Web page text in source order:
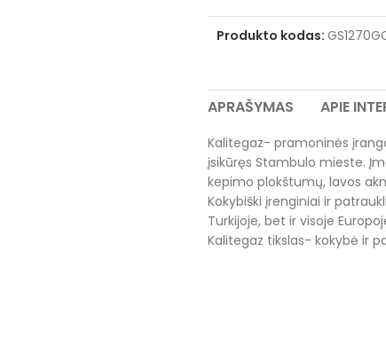
Produkto kodas:
APRAŠYMAS APIE
Kalitegaz- pramoninės
įsikūręs Stambulo mieste.
kepimo plokštumų, lavos
Kokybiški įrenginiai ir
Turkijoje, bet ir visoje
Kalitegaz tikslas- kokybė ir